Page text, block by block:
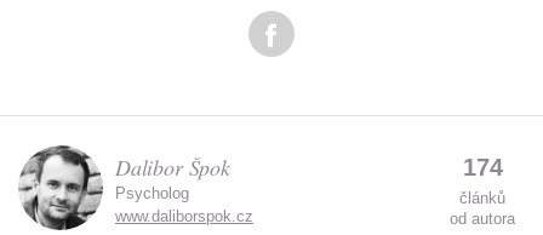
Dalibor Špok
Psycholog
www.daliborspok.cz
174
článků
od autora